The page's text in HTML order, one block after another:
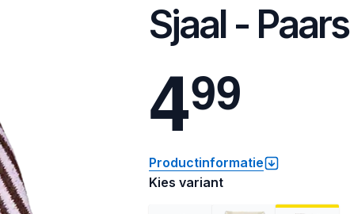
Sjaal - Paars
499
Productinformatie
Kies variant